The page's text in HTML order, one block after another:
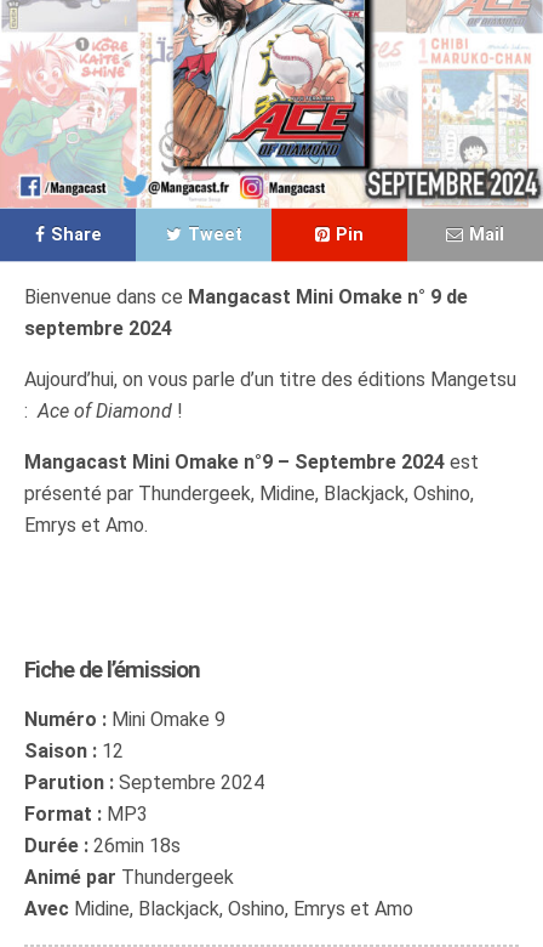
Share Tweet Pin Mail
Bienvenue dans ce Mangacast Mini Omake n° 9 de
septembre 2024
Aujourd’hui, on vous parle d’un titre des éditions Mangetsu
:Ace of Diamond !
Mangacast Mini Omake n°9 – Septembre 2024 est
présenté par Thundergeek, Midine, Blackjack, Oshino,
Emrys et Amo.
Fiche de l’émission
Numéro : Mini Omake 9
Saison : 12
Parution : Septembre 2024
Format : MP3
Durée : 26min 18s
Animé par Thundergeek
Avec Midine, Blackjack, Oshino, Emrys et Amo